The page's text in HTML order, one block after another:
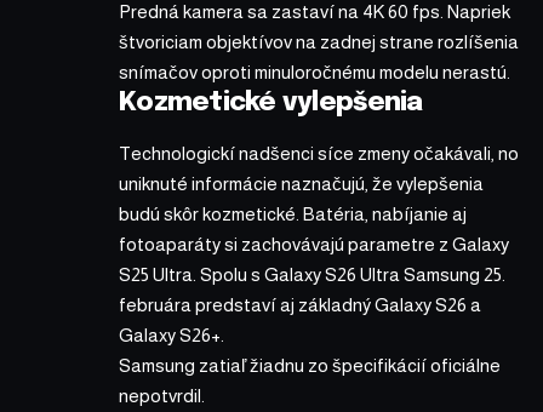
Predná kamera sa zastaví na 4K 60 fps. Napriek
štvoriciam objektívov na zadnej strane rozlíšenia
snímačov oproti minuloročnému modelu nerastú.
Kozmetické vylepšenia
Technologickí nadšenci síce zmeny očakávali, no
uniknuté informácie naznačujú, že vylepšenia
budú skôr kozmetické. Batéria, nabíjanie aj
fotoaparáty si zachovávajú parametre z Galaxy
S25 Ultra. Spolu s Galaxy S26 Ultra Samsung 25.
februára predstaví aj základný Galaxy S26 a
Galaxy S26+.
Samsung zatiaľ žiadnu zo špecifikácií oficiálne
nepotvrdil.